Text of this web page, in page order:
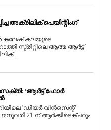
അക്രിലിക് പെയിന്റിംഗ്
കലേഷ് കലയുടെ
സ്ട്രീറ്റിലെ ആത്മ ആർട്ട്
‘ആർട്ട് ഫോർ
'ഡിയർ വിൻസെന്റ്'
ജനുവരി 21-ന് ആർക്കിടെക്ചറും